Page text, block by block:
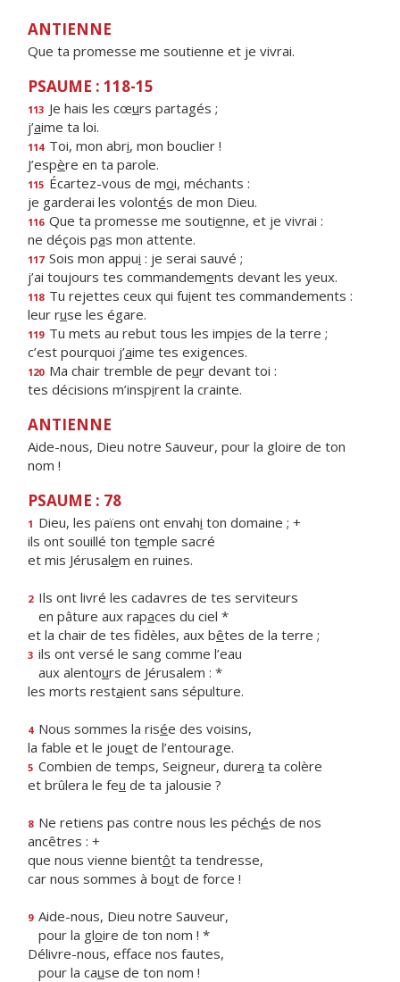
ANTIENNE
Que ta promesse me soutienne et je vivrai.
PSAUME : 118-15
113 Je hais les cœurs partagés ;
j’aime ta loi.
114 Toi, mon abri, mon bouclier !
J’espère en ta parole.
115 Écartez-vous de moi, méchants :
je garderai les volontés de mon Dieu.
116 Que ta promesse me soutienne, et je vivrai :
ne déçois pas mon attente.
117 Sois mon appui : je serai sauvé ;
j’ai toujours tes commandements devant les yeux.
118 Tu rejettes ceux qui fuient tes commandements :
leur ruse les égare.
119 Tu mets au rebut tous les impies de la terre ;
c’est pourquoi j’aime tes exigences.
120 Ma chair tremble de peur devant toi :
tes décisions m’inspirent la crainte.
ANTIENNE
Aide-nous, Dieu notre Sauveur, pour la gloire de ton
nom !
PSAUME : 78
1 Dieu, les païens ont envahi ton domaine ; +
ils ont souillé ton temple sacré
et mis Jérusalem en ruines.
2 Ils ont livré les cadavres de tes serviteurs
en pâture aux rapaces du ciel *
et la chair de tes fidèles, aux bêtes de la terre ;
3 ils ont versé le sang comme l’eau
aux alentours de Jérusalem : *
les morts restaient sans sépulture.
4 Nous sommes la risée des voisins,
la fable et le jouet de l’entourage.
5 Combien de temps, Seigneur, durera ta colère
et brûlera le feu de ta jalousie ?
8 Ne retiens pas contre nous les péchés de nos
ancêtres : +
que nous vienne bientôt ta tendresse,
car nous sommes à bout de force !
9 Aide-nous, Dieu notre Sauveur,
pour la gloire de ton nom ! *
Délivre-nous, efface nos fautes,
pour la cause de ton nom !